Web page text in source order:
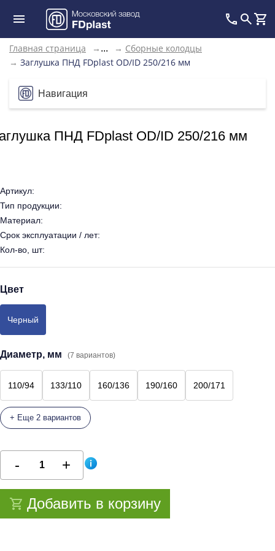
Главная страница → ... → Сборные колодцы
→ Заглушка ПНД FDplast OD/ID 250/216 мм
Навигация
ПНД FDplast OD/ID 250/216 мм
Артикул:
Тип продукции:
Материал:
Срок эксплуатации / лет:
Кол-во, шт:
Цвет
Черный
Диаметр, мм (7 вариантов)
110/94 133/110 160/136 190/160 200/171
+ Еще 2 вариантов
Добавить в корзину